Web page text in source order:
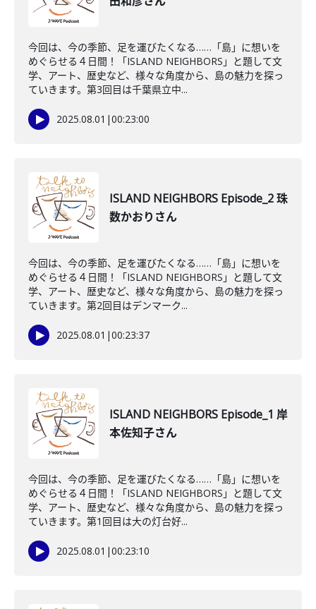
今回は、今の季節、足を運びたくなる……「島」に想いを
めぐらせる４日間！「ISLAND NEIGHBORS」と題して文
学、アート、歴史など、様々な角度から、島の魅力を探っ
ていきます。第3回目は千葉県立中...
2025.08.01 |00:23:00
ISLAND NEIGHBORS Episode_2 珠
数かおりさん
今回は、今の季節、足を運びたくなる……「島」に想いを
めぐらせる４日間！「ISLAND NEIGHBORS」と題して文
学、アート、歴史など、様々な角度から、島の魅力を探っ
ていきます。第2回目はデンマーク...
2025.08.01 |00:23:37
ISLAND NEIGHBORS Episode_1 岸
本佐知子さん
今回は、今の季節、足を運びたくなる……「島」に想いを
めぐらせる４日間！「ISLAND NEIGHBORS」と題して文
学、アート、歴史など、様々な角度から、島の魅力を探っ
ていきます。第1回目は大の灯台好...
2025.08.01 |00:23:10